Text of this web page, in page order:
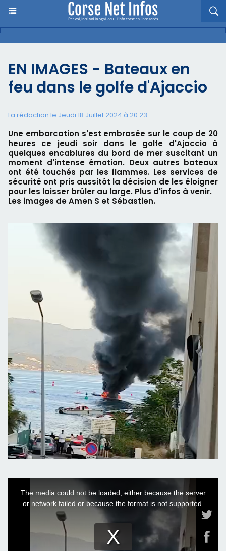
EN IMAGES - Bateaux en
feu dans le golfe d'Ajaccio
La rédaction le Jeudi 18 Juillet 2024 à 20:23
Une embarcation s'est embrasée sur le coup de 20
heures ce jeudi soir dans le golfe d'Ajaccio à
quelques encablures du bord de mer suscitant un
moment d'intense émotion. Deux autres bateaux
ont été touchés par les flammes. Les services de
sécurité ont pris aussitôt la décision de les éloigner
pour les laisser brûler au large. Plus d'infos à venir.
Les images de Amen S et Sébastien.